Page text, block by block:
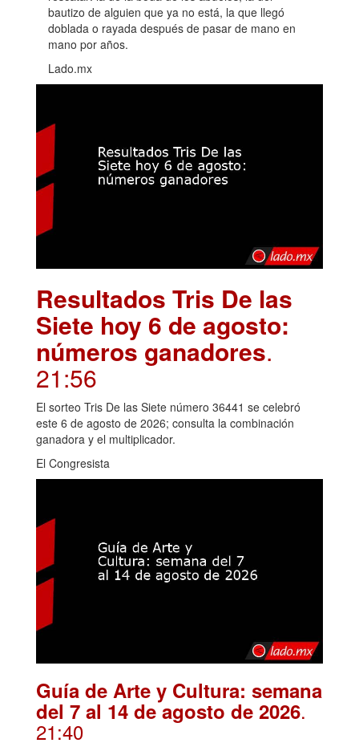
bautizo de alguien que ya no está, la que llegó
doblada o rayada después de pasar de mano en
mano por años.
Lado.mx
Resultados Tris De las
Siete hoy 6 de agosto:
números ganadores.
21:56
El sorteo Tris De las Siete número 36441 se celebró
este 6 de agosto de 2026; consulta la combinación
ganadora y el multiplicador.
El Congresista
Guía de Arte y Cultura: semana
del 7 al 14 de agosto de 2026.
21:40